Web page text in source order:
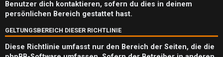
A
Q
Benutzer dich kontaktieren, sofern du dies in deinem
persönlichen Bereich gestattet hast.
GELTUNGSBEREICH DIESER RICHTLINIE
Diese Richtlinie umfasst nur den Bereich der Seiten, die die